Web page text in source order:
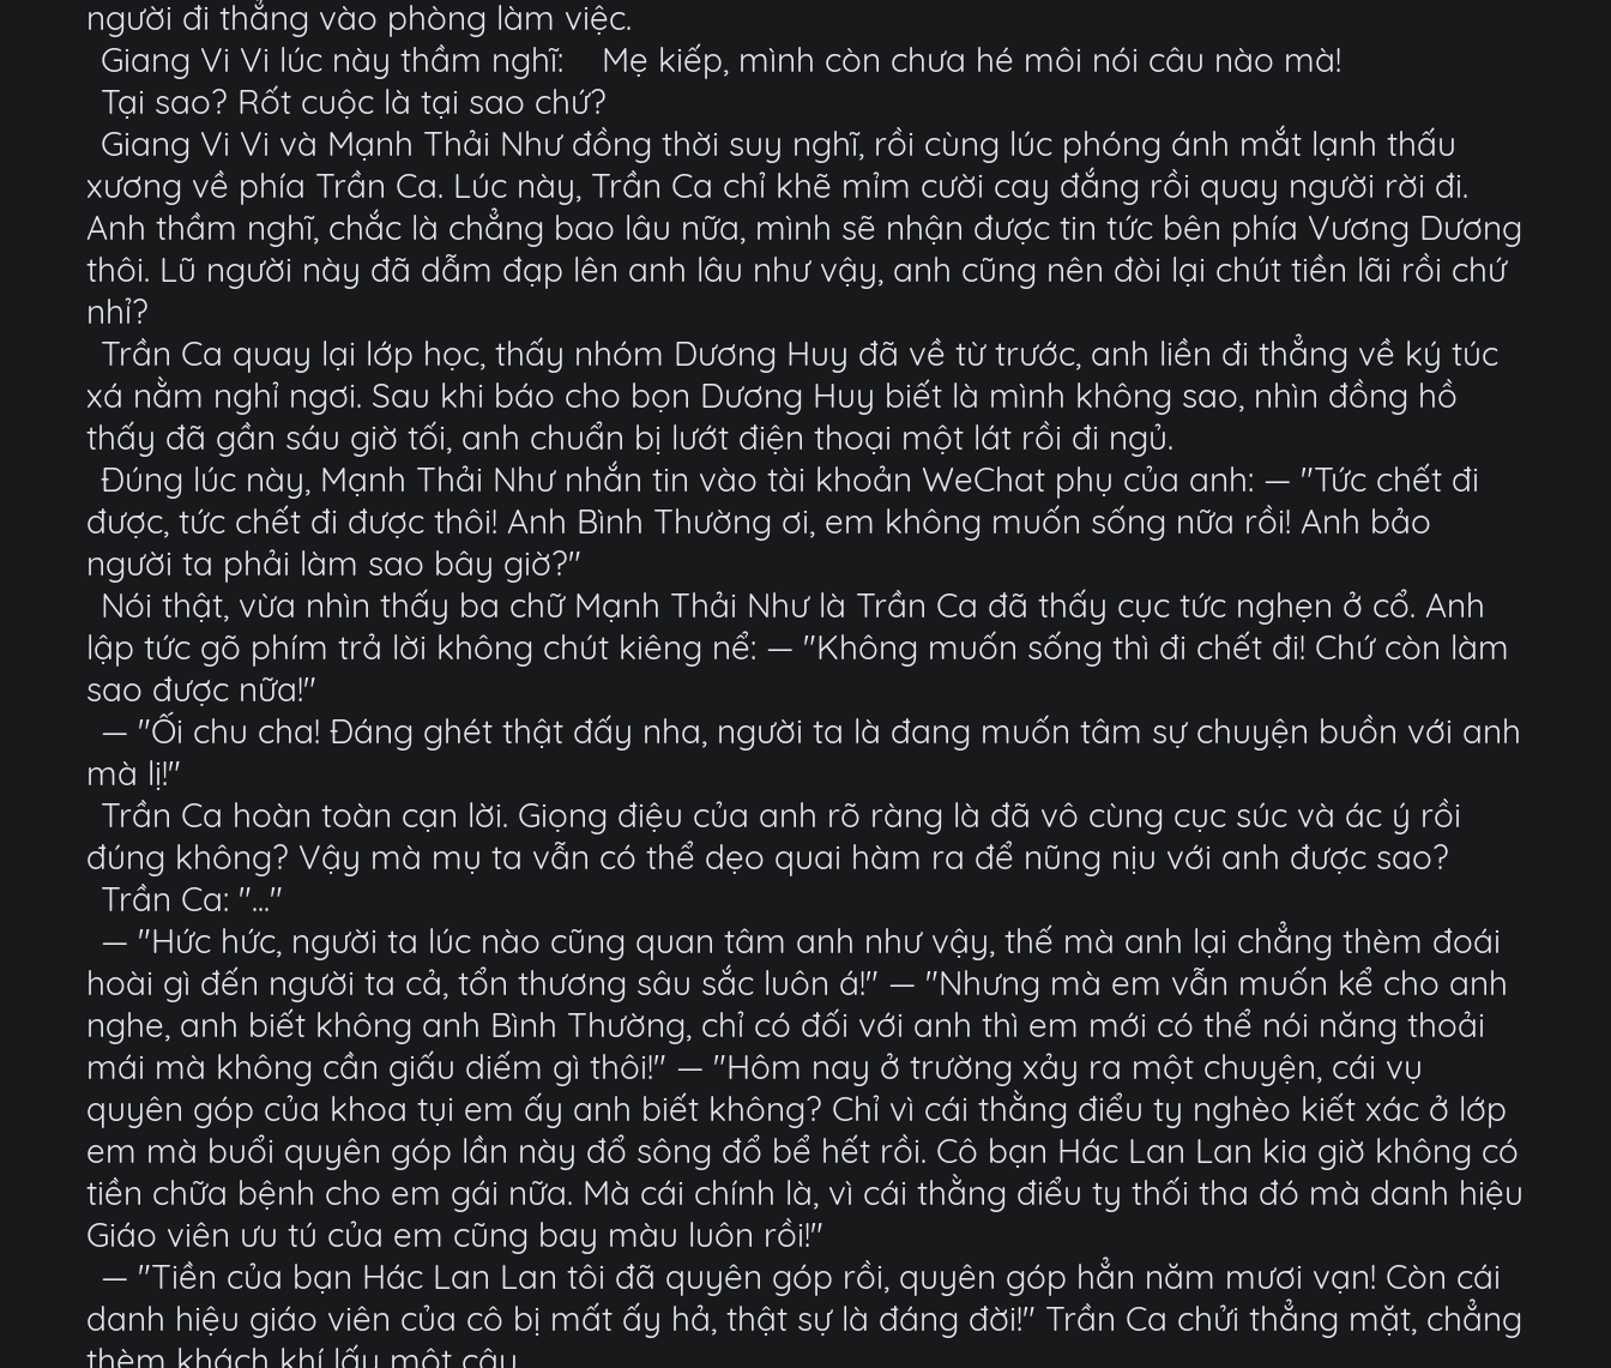
người đi thẳng vào phòng làm việc.
Giang Vi Vi lúc này thầm nghĩ:
Mẹ kiếp, mình còn chưa hé môi nói câu nào mà!
Tại sao? Rốt cuộc là tại sao chứ?
Giang Vi Vi và Mạnh Thải Như đồng thời suy nghĩ, rồi cùng lúc phóng ánh mắt lạnh thấu
xương về phía Trần Ca. Lúc này, Trần Ca chỉ khẽ mỉm cười cay đắng rồi quay người rời đi.
Anh thầm nghĩ, chắc là chẳng bao lâu nữa, mình sẽ nhận được tin tức bên phía Vương Dương
thôi. Lũ người này đã dẫm đạp lên anh lâu như vậy, anh cũng nên đòi lại chút tiền lãi rồi chứ
nhỉ?
Trần Ca quay lại lớp học, thấy nhóm Dương Huy đã về từ trước, anh liền đi thẳng về ký túc
xá nằm nghỉ ngơi. Sau khi báo cho bọn Dương Huy biết là mình không sao, nhìn đồng hồ
thấy đã gần sáu giờ tối, anh chuẩn bị lướt điện thoại một lát rồi đi ngủ.
Đúng lúc này, Mạnh Thải Như nhắn tin vào tài khoản WeChat phụ của anh: — "Tức chết đi
được, tức chết đi được thôi! Anh Bình Thường ơi, em không muốn sống nữa rồi! Anh bảo
người ta phải làm sao bây giờ?"
Nói thật, vừa nhìn thấy ba chữ Mạnh Thải Như là Trần Ca đã thấy cục tức nghẹn ở cổ. Anh
lập tức gõ phím trả lời không chút kiêng nể: — "Không muốn sống thì đi chết đi! Chứ còn làm
sao được nữa!"
— "Ối chu cha! Đáng ghét thật đấy nha, người ta là đang muốn tâm sự chuyện buồn với anh
mà lị!"
Trần Ca hoàn toàn cạn lời. Giọng điệu của anh rõ ràng là đã vô cùng cục súc và ác ý rồi
đúng không? Vậy mà mụ ta vẫn có thể dẹo quai hàm ra để nũng nịu với anh được sao?
Trần Ca: "..."
— "Hức hức, người ta lúc nào cũng quan tâm anh như vậy, thế mà anh lại chẳng thèm đoái
hoài gì đến người ta cả, tổn thương sâu sắc luôn á!" — "Nhưng mà em vẫn muốn kể cho anh
nghe, anh biết không anh Bình Thường, chỉ có đối với anh thì em mới có thể nói năng thoải
mái mà không cần giấu diếm gì thôi!" — "Hôm nay ở trường xảy ra một chuyện, cái vụ
quyên góp của khoa tụi em ấy anh biết không? Chỉ vì cái thằng điểu ty nghèo kiết xác ở lớp
em mà buổi quyên góp lần này đổ sông đổ bể hết rồi. Cô bạn Hác Lan Lan kia giờ không có
tiền chữa bệnh cho em gái nữa. Mà cái chính là, vì cái thằng điểu ty thối tha đó mà danh hiệu
Giáo viên ưu tú của em cũng bay màu luôn rồi!"
— "Tiền của bạn Hác Lan Lan tôi đã quyên góp rồi, quyên góp hẳn năm mươi vạn! Còn cái
danh hiệu giáo viên của cô bị mất ấy hả, thật sự là đáng đời!" Trần Ca chửi thẳng mặt, chẳng